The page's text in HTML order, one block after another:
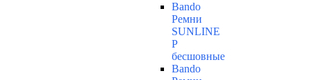
Bando
Ремни
SUNLINE
P
бесшовные
Bando